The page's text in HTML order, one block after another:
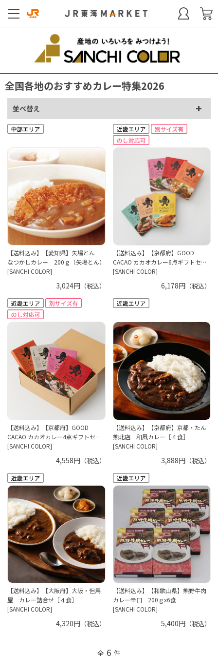
全国各地のおすすめカレー特集2026
並べ替え
【送料込み】【愛知県】矢場とん
なつかしカレー 200ｇ（矢場とん）
[SANCHI COLOR]
3,024円（税込）
【送料込み】【京都府】GOOD
CACAO カカオカレー6点ギフトセ…
[SANCHI COLOR]
6,178円 （税込）
【送料込み】【京都府】GOOD
CACAO カカオカレー4点ギフトセ…
[SANCHI COLOR]
4,558円（税込）
【送料込み】【京都府】京都・たん
熊北店 和風カレー［４食］
[SANCHI COLOR]
3,888円 （税込）
【送料込み】【大阪府】大阪・但馬
屋 カレー詰合せ［４食］
[SANCHI COLOR]
4,320円（税込）
【送料込み】【和歌山県】熊野牛肉
カレー辛口 200ｇx6食
[SANCHI COLOR]
5,400円 （税込）
全 6 件